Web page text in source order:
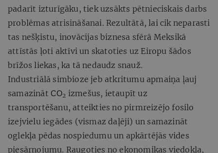
padarīt izturīgāku, tiek uzsākts pētnieciskais darbs
problēmas atrisināšanai. Rezultātā, lai cik neparasti
tas nešķistu, inovācijas biznesa sfērā Meksikā
attīstās ļoti aktīvi un skatoties uz Eiropu šādos
brīžos liekas, ka tā nedaudz snauž.
Industriālā simbioze jeb atkritumu apmaiņa ļauj
samazināt СО2 izmešus, ietaupīt uz
transportēšanu, atteikties no pirmreizējo fosilo
izejvielu iegādes (vismaz daļēji) un samazināt
oglekļa pēdas nospiedumu un apkārtējās vides
piesārņojumu. Raugoties no ekonomikas viedokļa,